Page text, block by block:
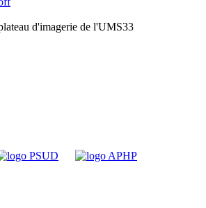
d'imagerie de l'UMS33